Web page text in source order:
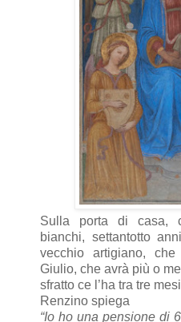
Sulla porta di casa,
bianchi, settantotto
vecchio artigiano,
Giulio, che avrà più o
sfratto ce l’ha tra tre
Renzino spiega
“Io ho una pensione di